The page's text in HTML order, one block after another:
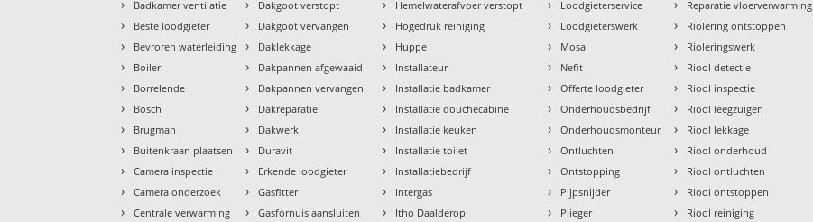
› Badkamer ventilatie
› Beste loodgieter
› Bevroren waterleiding
› Boiler
› Borrelende
› Bosch
› Brugman
› Buitenkraan plaatsen
› Camera inspectie
› Camera onderzoek
› Centrale verwarming
› Dakgoot verstopt
› Dakgoot vervangen
› Daklekkage
› Dakpannen afgewaaid
› Dakpannen vervangen
› Dakreparatie
› Dakwerk
› Duravit
› Erkende loodgieter
› Gasfitter
› Gasfornuis aansluiten
› Hemelwaterafvoer verstopt
› Hogedruk reiniging
› Huppe
› Installateur
› Installatie badkamer
› Installatie douchecabine
› Installatie keuken
› Installatie toilet
› Installatiebedrijf
› Intergas
› Itho Daalderop
› Loodgieterservice
› Loodgieterswerk
› Mosa
› Nefit
› Offerte loodgieter
› Onderhoudsbedrijf
› Onderhoudsmonteur
› Ontluchten
› Ontstopping
› Pijpsnijder
› Plieger
› Reparatie vloerverwarming
› Riolering ontstoppen
› Rioleringswerk
› Riool detectie
› Riool inspectie
› Riool leegzuigen
› Riool lekkage
› Riool onderhoud
› Riool ontluchten
› Riool ontstoppen
› Riool reiniging